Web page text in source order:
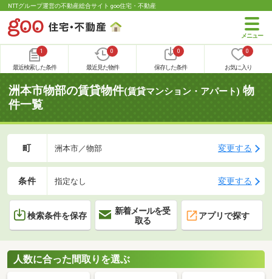
NTTグループ運営の不動産総合サイト goo住宅・不動産
1
最近検索した条件
0
最近見た物件
0
保存した条件
0
お気に入り
洲本市物部の賃貸物件(賃貸マンション・アパート) 物
件一覧
町 洲本市／物部 変更する
条件 指定なし 変更する
検索条件を保存
新着メールを受
取る
アプリで探す
人数に合った間取りを選ぶ